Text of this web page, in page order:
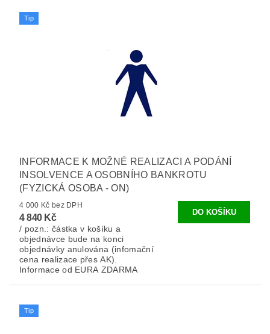
Tip
INFORMACE K MOŽNÉ REALIZACI A PODÁNÍ
INSOLVENCE A OSOBNÍHO BANKROTU
(FYZICKÁ OSOBA - ON)
4 000 Kč bez DPH
4 840 Kč
/ pozn.: částka v košíku a
objednávce bude na konci
objednávky anulována (infomační
cena realizace přes AK).
Informace od EURA ZDARMA
Tip